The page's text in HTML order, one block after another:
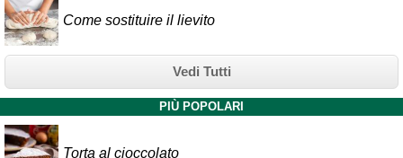
Come sostituire il lievito
Vedi Tutti
PIÙ POPOLARI
Torta al cioccolato